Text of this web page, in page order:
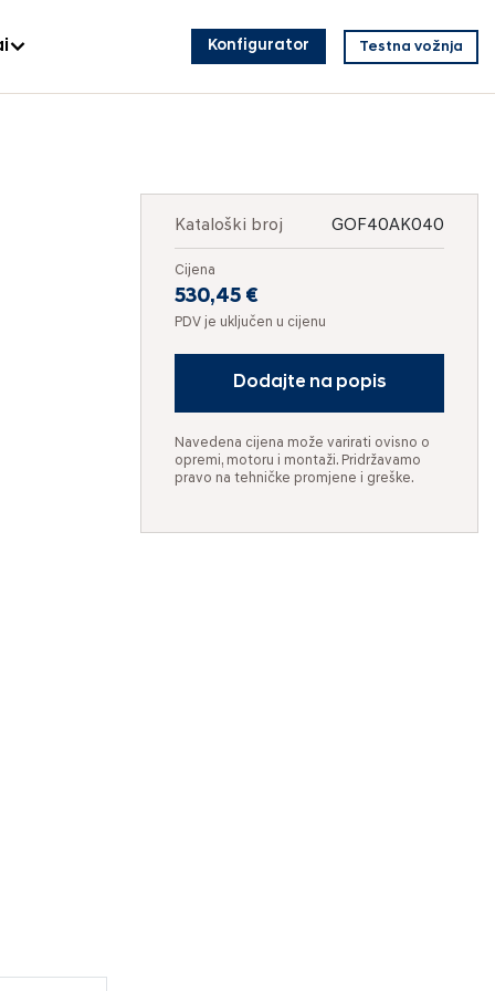
Konfigurator Testna vožnja
Kataloški broj GOF40AK040
Cijena
530,45 €
PDV je uključen u cijenu
Dodajte na popis
Navedena cijena može varirati ovisno o
opremi, motoru i montaži. Pridržavamo
pravo na tehničke promjene i greške.